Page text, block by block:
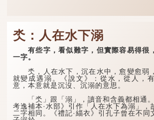
氼：人在水下溺
有些字，看似難字，但實際容易得很
一字。
氼，人在水下，沉在水中，愈變愈弱，
就變成遇溺。《說文》：從水，從人，
意，本意就是沉沒、沉溺的意思。
「氼」跟「溺」，讀音和含義都相通。
考逸補本·水部》引作「人在水下為溺」，
二字相同。《禮記·緇衣》引孔子曾在不同